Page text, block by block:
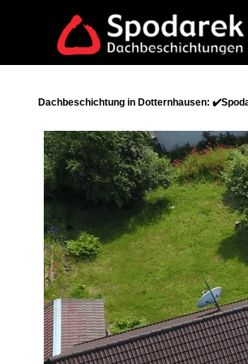
Dachbeschichtung in Dotternhausen: